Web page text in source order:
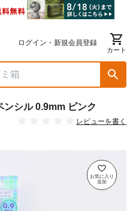
ログイン・新規会員登録
カート
ンシル 0.9mm ピンク
レビューを書く